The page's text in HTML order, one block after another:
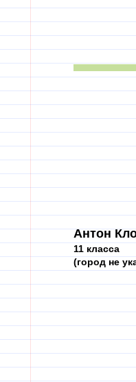
Антон
11 класса
(город не